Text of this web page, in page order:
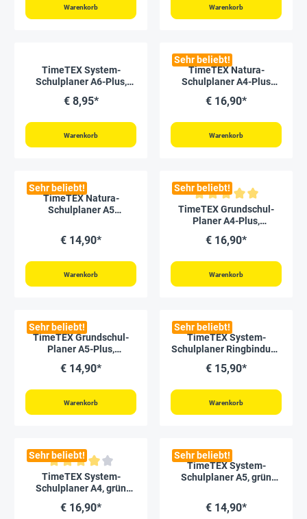
Warenkorb Warenkorb
TimeTEX System-
Schulplaner A6-Plus,
€ 8,95*
Warenkorb
Sehr beliebt!
TimeTEX Natura-
Schulplaner A4-Plus
€ 16,90*
Warenkorb
Sehr beliebt!
TimeTEX Natura-
Schulplaner A5
€ 14,90*
Warenkorb
Sehr beliebt!
Durchschnittliche Bewertung
TimeTEX Grundschul-
Planer A4-Plus,
€ 16,90*
Warenkorb
Sehr beliebt!
TimeTEX Grundschul-
Planer A5-Plus,
€ 14,90*
Warenkorb
Sehr beliebt!
TimeTEX System-
Schulplaner Ringbindung
€ 15,90*
Warenkorb
Sehr beliebt!
Durchschnittliche Bewertung von 4 von 5 Sternen
TimeTEX System-
Schulplaner A4, grün
€ 16,90*
Sehr beliebt!
TimeTEX System-
Schulplaner A5, grün
€ 14,90*